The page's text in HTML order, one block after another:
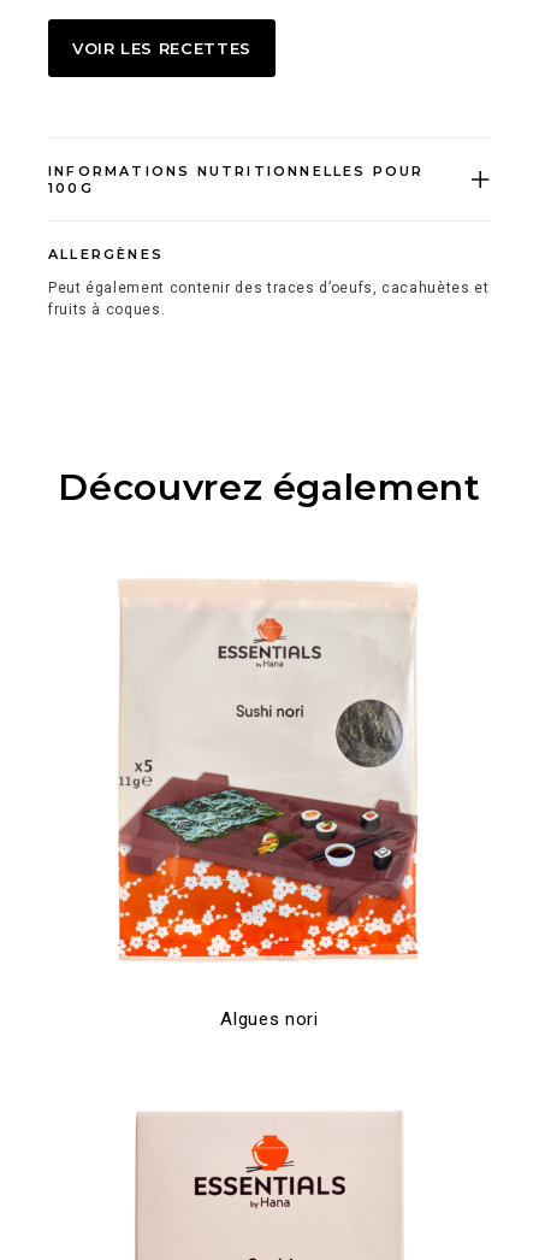
VOIR LES RECETTES
INFORMATIONS NUTRITIONNELLES POUR
100G
ALLERGÈNES
Peut également contenir des traces d’oeufs, cacahuètes et
fruits à coques.
Découvrez également
Algues nori